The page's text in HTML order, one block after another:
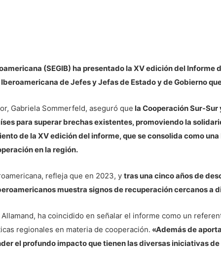
(SEGIB) ha presentado la XV edición del Informe
de Jefes y Jefas de Estado y de Gobierno
Gabriela Sommerfeld, aseguró que la Cooperación Sur-
para superar brechas existentes, promoviendo la
de la XV edición del informe, que se consolida como
en la región.
refleja que en 2023, y tras una cinco años de
muestra signos de recuperación cercanos a
ha coincidido en señalar el informe como un
regionales en materia de cooperación. «Además de
el profundo impacto que tienen las diversas iniciativas